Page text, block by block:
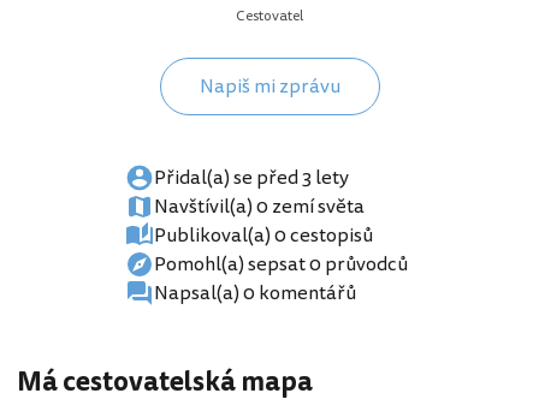
Cestovatel
Napiš mi zprávu
Přidal(a) se před 3 lety
Navštívil(a) 0 zemí světa
Publikoval(a) 0 cestopisů
Pomohl(a) sepsat 0 průvodců
Napsal(a) 0 komentářů
Má cestovatelská mapa